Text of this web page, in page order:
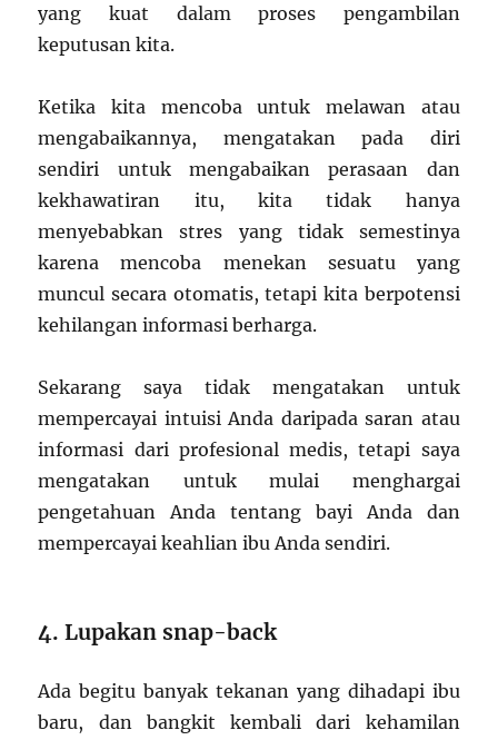
yang kuat dalam proses pengambilan
keputusan kita.
Ketika kita mencoba untuk melawan atau
mengabaikannya, mengatakan pada diri
sendiri untuk mengabaikan perasaan dan
kekhawatiran itu, kita tidak hanya
menyebabkan stres yang tidak semestinya
karena mencoba menekan sesuatu yang
muncul secara otomatis, tetapi kita berpotensi
kehilangan informasi berharga.
Sekarang saya tidak mengatakan untuk
mempercayai intuisi Anda daripada saran atau
informasi dari profesional medis, tetapi saya
mengatakan untuk mulai menghargai
pengetahuan Anda tentang bayi Anda dan
mempercayai keahlian ibu Anda sendiri.
4. Lupakan snap-back
Ada begitu banyak tekanan yang dihadapi ibu
baru, dan bangkit kembali dari kehamilan